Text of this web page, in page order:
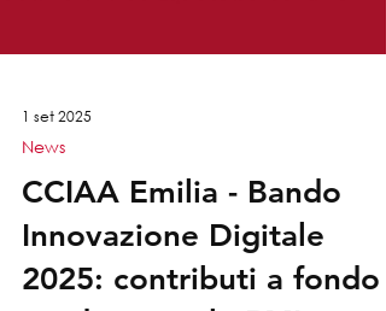
1 set 2025